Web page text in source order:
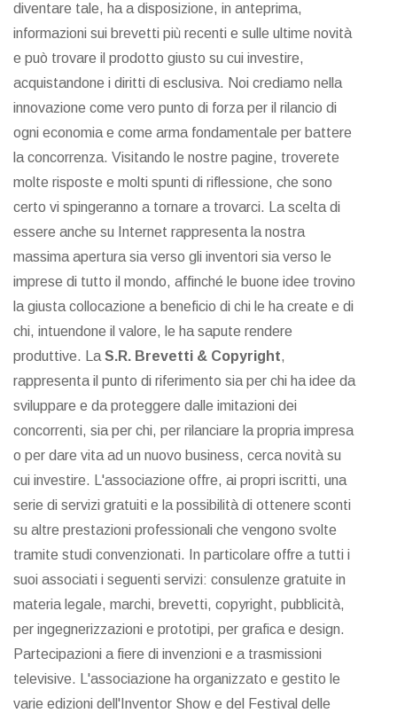
diventare tale, ha a disposizione, in anteprima,
informazioni sui brevetti più recenti e sulle ultime novità
e può trovare il prodotto giusto su cui investire,
acquistandone i diritti di esclusiva. Noi crediamo nella
innovazione come vero punto di forza per il rilancio di
ogni economia e come arma fondamentale per battere
la concorrenza. Visitando le nostre pagine, troverete
molte risposte e molti spunti di riflessione, che sono
certo vi spingeranno a tornare a trovarci. La scelta di
essere anche su Internet rappresenta la nostra
massima apertura sia verso gli inventori sia verso le
imprese di tutto il mondo, affinché le buone idee trovino
la giusta collocazione a beneficio di chi le ha create e di
chi, intuendone il valore, le ha sapute rendere
produttive. La S.R. Brevetti & Copyright,
rappresenta il punto di riferimento sia per chi ha idee da
sviluppare e da proteggere dalle imitazioni dei
concorrenti, sia per chi, per rilanciare la propria impresa
o per dare vita ad un nuovo business, cerca novità su
cui investire. L'associazione offre, ai propri iscritti, una
serie di servizi gratuiti e la possibilità di ottenere sconti
su altre prestazioni professionali che vengono svolte
tramite studi convenzionati. In particolare offre a tutti i
suoi associati i seguenti servizi: consulenze gratuite in
materia legale, marchi, brevetti, copyright, pubblicità,
per ingegnerizzazioni e prototipi, per grafica e design.
Partecipazioni a fiere di invenzioni e a trasmissioni
televisive. L'associazione ha organizzato e gestito le
varie edizioni dell'Inventor Show e del Festival delle